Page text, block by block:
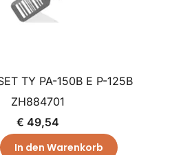
TY PA-150B E P-125B
ZH884701
€ 49,54
In den Warenkorb